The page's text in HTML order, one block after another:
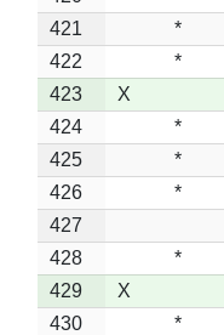
421
*
422
*
423
X
424
*
425
*
426
*
427
428
*
429
X
430
*